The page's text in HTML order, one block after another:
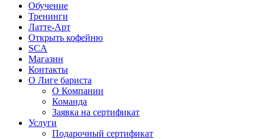
Обучение
Тренинги
Латте-Арт
Открыть кофейню
SCA
Магазин
Контакты
О Лиге бариста
О Компании
Команда
Заявка на сертификат
Услуги
Подарочный сертификат